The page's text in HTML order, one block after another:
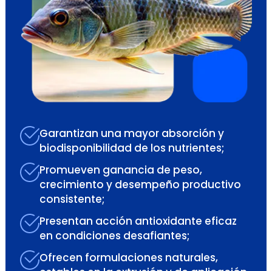
Garantizan una mayor absorción y
biodisponibilidad de los nutrientes;
Promueven ganancia de peso,
crecimiento y desempeño productivo
consistente;
Presentan acción antioxidante eficaz
en condiciones desafiantes;
Ofrecen formulaciones naturales,